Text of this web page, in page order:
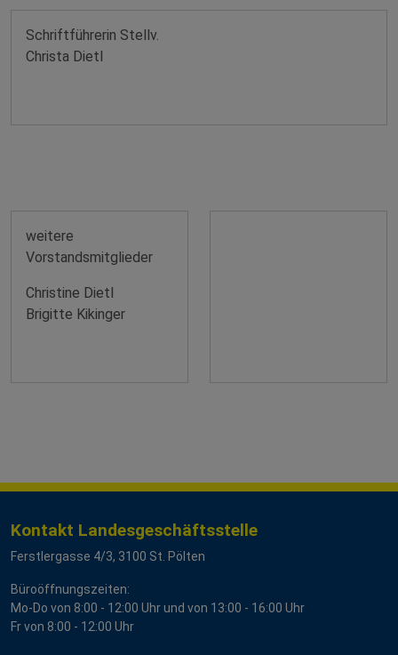
Schriftführerin Stellv.
Christa Dietl
weitere
Vorstandsmitglieder
Christine Dietl
Brigitte Kikinger
Kontakt Landesgeschäftsstelle
Ferstlergasse 4/3, 3100 St. Pölten
Büroöffnungszeiten:
Mo-Do von 8:00 - 12:00 Uhr und von 13:00 - 16:00 Uhr
Fr von 8:00 - 12:00 Uhr